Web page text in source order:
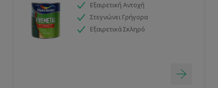
Εξαιρετική Αντοχή
Στεγνώνει Γρήγορα
Εξαιρετικά Σκληρό